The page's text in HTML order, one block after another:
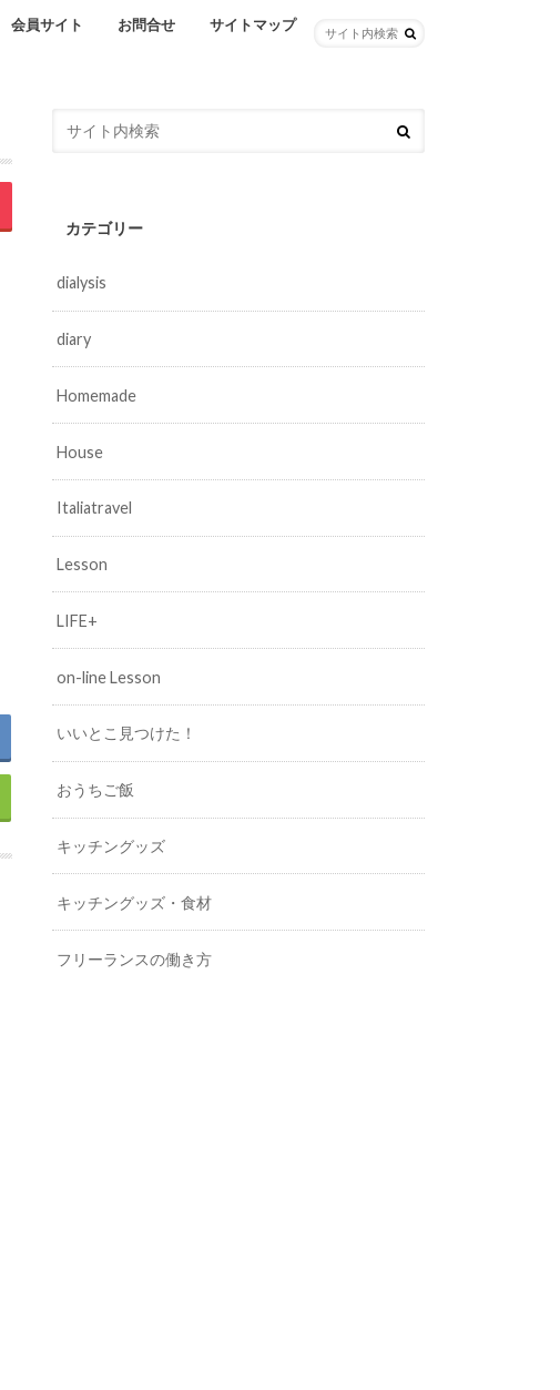
会員サイト お問合せ サイトマップ
カテゴリー
dialysis
diary
Homemade
House
Italiatravel
Lesson
LIFE+
on-line Lesson
いいとこ見つけた！
おうちご飯
キッチングッズ
キッチングッズ・食材
フリーランスの働き方